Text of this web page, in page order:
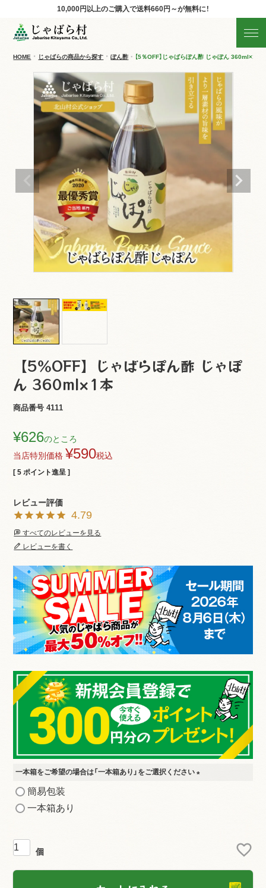
10,000円以上のご購入で送料660円～が無料に！
HOME じゃばらの商品から探す ぽん酢 【5％OFF】じゃばらぽん酢 じゃぽん 360ml×1本
【5％OFF】じゃばらぽん酢 じゃぽ
ん 360ml×1本
商品番号 4111
¥626のところ
当店特別価格 ¥590税込
[ 5 ポイント進呈 ]
4.79
すべてのレビューを見る
レビューを書く
一本箱をご希望の場合は「一本箱あり」をご選択ください
簡易包装
一本箱あり
じゃばらの商品を探す
産地直送!旬の商品
商品の分類から探す
ギフト
すべての商品を見る